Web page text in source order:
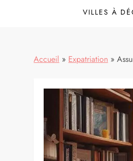
VILLES À
Accueil » Expatriation »